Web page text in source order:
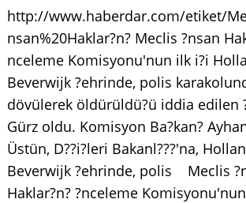
http://www.haberdar.com/etiket/
nsan%20Haklar?n? Meclis ?nsan
nceleme Komisyonu'nun ilk i?i
Beverwijk ?ehrinde, polis
dövülerek öldürüldü?ü iddia edilen
Gürz oldu. Komisyon Ba?kan?
Üstün, D??i?leri Bakanl???'na,
Beverwijk ?ehrinde, polis Meclis
Haklar?n? ?nceleme